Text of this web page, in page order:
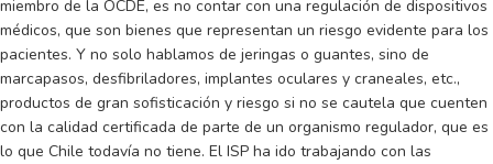
miembro de la OCDE, es no contar con una regulación de dispositivos
médicos, que son bienes que representan un riesgo evidente para los
pacientes. Y no solo hablamos de jeringas o guantes, sino de
marcapasos, desfibriladores, implantes oculares y craneales, etc.,
productos de gran sofisticación y riesgo si no se cautela que cuenten
con la calidad certificada de parte de un organismo regulador, que es
lo que Chile todavía no tiene. El ISP ha ido trabajando con las